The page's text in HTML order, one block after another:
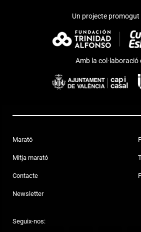
Un projecte promogut
Amb la col·laboració
Marató
Mitja marató
Contacte
Newsletter
Seguix-nos: